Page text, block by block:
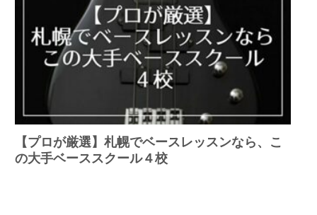
【プロが厳選】札幌でベースレッスンなら、こ
の大手ベーススクール４校